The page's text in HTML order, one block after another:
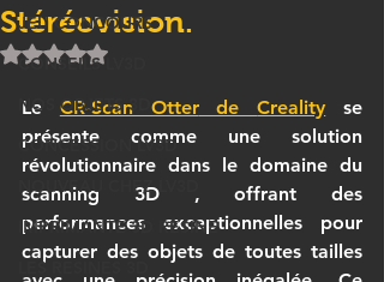
JEU CONCOURS
CONSEILS LV3D
NOS OBJETS 3D
CONCESSION LV3D
NOUVEAU CHEZ LV3D
IMPRIMANTE 3D RESINE
LES RESINES 3D
Stéréovision.
Noté NaN étoiles sur 5.
Le CR-Scan Otter de Creality se
présente comme une solution
scanning 3D , offrant des
performances exceptionnelles pour
capturer des objets de toutes tailles